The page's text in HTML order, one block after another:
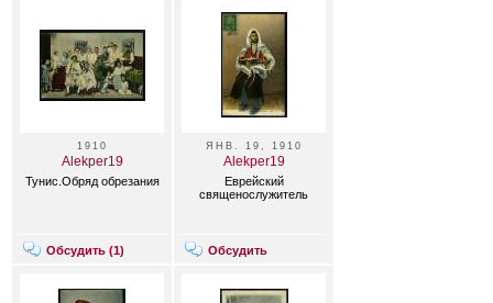
1910
Alekper19
Тунис.Обряд обрезания
Обсудить (1)
ЯНВ. 19, 1910
Alekper19
Еврейский
священослужитель
Обсудить